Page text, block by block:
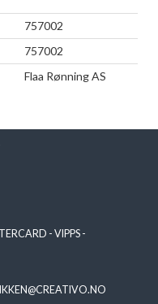
757002
757002
Flaa Rønning AS
- VIPPS -